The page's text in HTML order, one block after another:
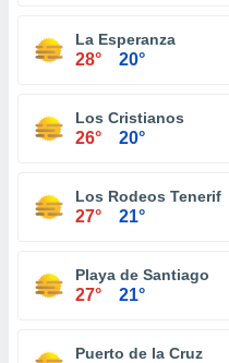
La Esperanza
28° 20°
Los Cristianos
26° 20°
Los Rodeos Tenerife
27° 21°
Playa de Santiago
27° 21°
Puerto de la Cruz